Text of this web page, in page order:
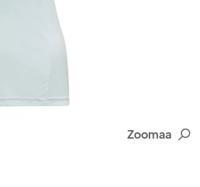
Zoomaa